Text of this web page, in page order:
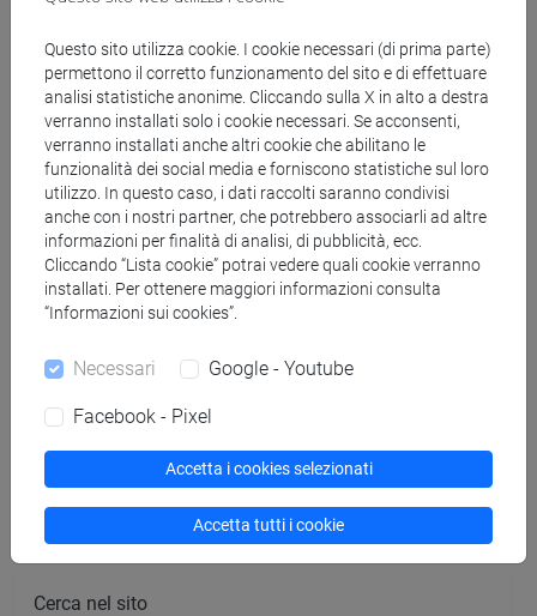
CICILIOT Valentina- 30h Lezione
Materiali didattici
Materiali su Moodle
Corsi di studio e percorsi
Laurea magistrale (DM270)
Cerca nel sito
Questo sito utilizza cookie. I cookie necessari (di prima parte)
permettono il corretto funzionamento del sito e di effettuare
analisi statistiche anonime. Cliccando sulla X in alto a destra
verranno installati solo i cookie necessari. Se acconsenti,
verranno installati anche altri cookie che abilitano le
funzionalità dei social media e forniscono statistiche sul loro
utilizzo. In questo caso, i dati raccolti saranno condivisi
anche con i nostri partner, che potrebbero associarli ad altre
informazioni per finalità di analisi, di pubblicità, ecc.
Cliccando “Lista cookie” potrai vedere quali cookie verranno
installati. Per ottenere maggiori informazioni consulta
“Informazioni sui cookies”.
Necessari Google - Youtube
Facebook - Pixel
Accetta i cookies selezionati
Accetta tutti i cookie